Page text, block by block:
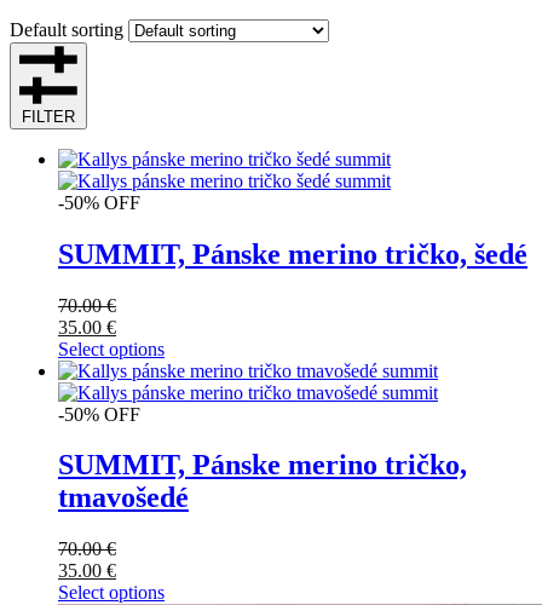
Default sorting
FILTER
-50% OFF
SUMMIT, Pánske merino tričko, šedé
70.00€
35.00 €
Select options
-50% OFF
SUMMIT, Pánske merino tričko,
tmavošedé
70.00€
35.00 €
Select options